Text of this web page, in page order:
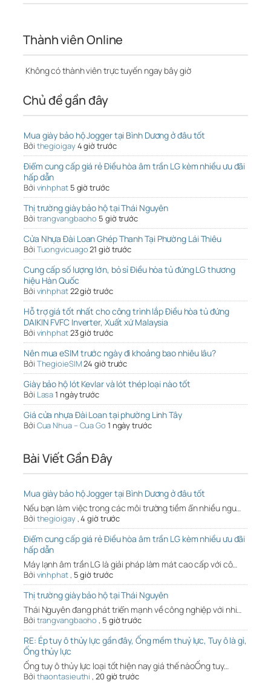
Thành viên Online
Không có thành viên trực tuyến ngay bây giờ
Chủ đề gần đây
Mua giày bảo hộ Jogger tại Bình Dương ở đâu tốt
Bởi thegioigay4 giờ trước
Điểm cung cấp giá rẻ Điều hòa âm trần LG kèm nhiều ưu đãi
hấp dẫn
Bởi vinhphat 5 giờ trước
Thị trường giày bảo hộ tại Thái Nguyên
Bởi trangvangbaoho 5 giờ trước
Cửa Nhựa Đài Loan Ghép Thanh Tại Phường Lái Thiêu
Bởi Tuongvicuago21 giờ trước
Cung cấp số lượng lớn, bỏ sỉ Điều hòa tủ đứng LG thương
hiệu Hàn Quốc
Bởi vinhphat22 giờ trước
Hỗ trợ giá tốt nhất cho công trình lắp Điều hòa tủ đứng
DAIKIN FVFC Inverter, Xuất xứ Malaysia
Bởi vinhphat23 giờ trước
Nên mua eSIM trước ngày đi khoảng bao nhiêu lâu?
Bởi ThegioieSIM24 giờ trước
Giày bảo hộ lót Kevlar và lót thép loại nào tốt
Bởi Lasa1 ngày trước
Giá cửa nhựa Đài Loan tại phường Linh Tây
Bởi Cua Nhua – Cua Go 1 ngày trước
Bài Viết Gần Đây
Mua giày bảo hộ Jogger tại Bình Dương ở đâu tốt
Nếu bạn làm việc trong các môi trường tiềm ẩn nhiều ngu…
Bởi thegioigay,4 giờ trước
Điểm cung cấp giá rẻ Điều hòa âm trần LG kèm nhiều ưu đãi
hấp dẫn
Máy lạnh âm trần LG là giải pháp làm mát cao cấp với cô…
Bởi vinhphat, 5 giờ trước
Thị trường giày bảo hộ tại Thái Nguyên
Thái Nguyên đang phát triển mạnh về công nghiệp với nhi…
Bởi trangvangbaoho , 5 giờ trước
RE: Ép tuy ô thủy lực gần đây, Ống mềm thuỷ lực, Tuy ô là gì,
Ống thủy lực
Ống tuy ô thủy lực loại tốt hiện nay giá thế nàoỐng tuy…
Bởi thaontasieuthi , 20 giờ trước